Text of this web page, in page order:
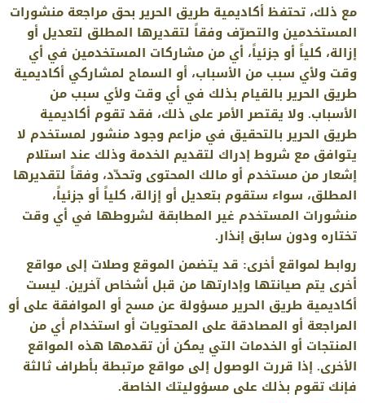
مع ذلك، تحتفظ أكاديمية طريق الحرير بحق مراجعة منشورات
المستخدمين والتصرّف وفقاً لتقديرها المطلق لتعديل أو
إزالة، كلياً أو جزئياً، أي من مشاركات المستخدمين في أي
وقت ولأي سبب من الأسباب، أو السماح لمشاركي أكاديمية
طريق الحرير بالقيام بذلك في أي وقت ولأي سبب من
الأسباب. ولا يقتصر الأمر على ذلك، فقد تقوم أكاديمية
طريق الحرير بالتحقيق في مزاعم وجود منشور لمستخدم لا
يتوافق مع شروط إدراك لتقديم الخدمة وذلك عند استلام
إشعار من مستخدم أو مالك المحتوى وتحدّد، وفقاً لتقديرها
المطلق، سواء ستقوم بتعديل أو إزالة، كلياً أو جزئياً،
منشورات المستخدم غير المطابقة لشروطها في أي وقت
تختاره ودون سابق إنذار.
روابط لمواقع أخرى: قد يتضمن الموقع وصلات إلى مواقع
أخرى يتم صيانتها وإدارتها من قبل أشخاص آخرين. ليست
أكاديمية طريق الحرير مسؤولة عن مسح أو الموافقة على أو
المراجعة أو المصادقة على المحتويات أو استخدام أي من
المنتجات أو الخدمات التي يمكن أن تقدمها هذه المواقع
الأخرى. إذا قررت الوصول إلى مواقع مرتبطة بأطراف ثالثة
فإنك تقوم بذلك على مسؤوليتك الخاصة.